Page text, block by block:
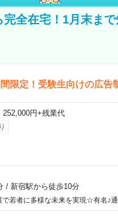
全在宅！1月末ま
限定！受験生向けの広告
円+残業代
/ 新宿駅から徒歩10分
で若者に多様な未来を実現☆有名♪